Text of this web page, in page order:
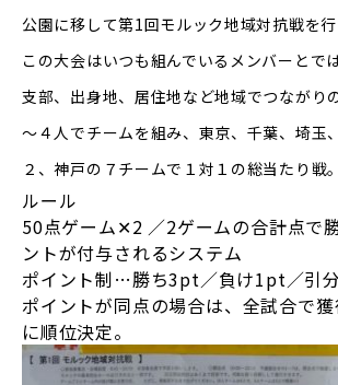
公園に移して第1回モルック地域対抗戦を行
この大会はいつも組んでいるメンバーとで
支部、出身地、居住地など地域でつながり
～４人でチームを組み、東京、千葉、埼玉
２、神戸の７チームで１対１の総当たり戦。
ルール
50点ゲーム✕2 ／2ゲームの合計点で
ントが付与されるシステム
ポイント制…勝ち3pt／負け1pt／引
ポイントが同点の場合は、全試合で
に順位決定。